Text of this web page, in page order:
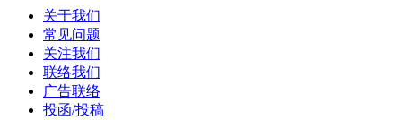
关于我们
常见问题
关注我们
联络我们
广告联络
投函/投稿